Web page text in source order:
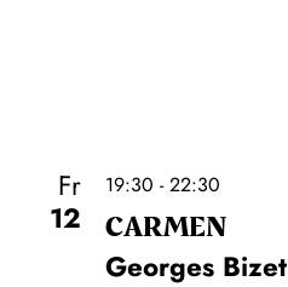
Fr
12
19:30 - 22:30
CARMEN
Georges Bizet